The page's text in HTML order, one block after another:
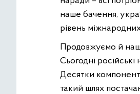
наше бачення,
рівень
Продовжуємо й
Сьогодні
Десятки
такий шлях